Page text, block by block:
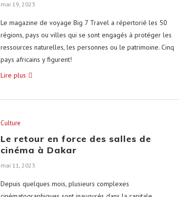
mai 19, 2023
Le magazine de voyage Big 7 Travel a répertorié les 50
régions, pays ou villes qui se sont engagés à protéger les
ressources naturelles, les personnes ou le patrimoine. Cinq
pays africains y figurent!
Lire plus
Culture
Le retour en force des salles de
cinéma à Dakar
mai 11, 2023
Depuis quelques mois, plusieurs complexes